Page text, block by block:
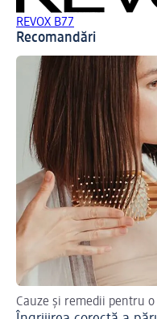
REVOX B77
Recomandări
Cauze și remedii pentru